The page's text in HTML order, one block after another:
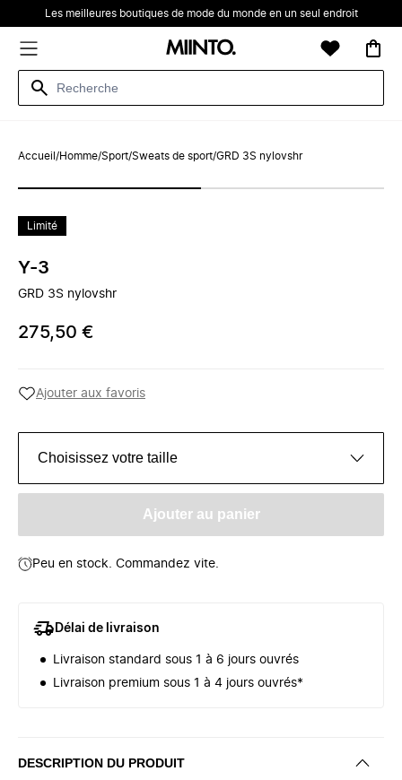
Les meilleures boutiques de mode du monde en un seul endroit
Accueil /Homme/Sport/Sweats de sport/GRD 3S nylovshr
Limité
Y-3
GRD 3S nylovshr
275,50 €
Ajouter aux favoris
Choisissez votre taille
Ajouter au panier
Peu en stock. Commandez vite.
Délai de livraison
Livraison standard sous 1 à 6 jours ouvrés
Livraison premium sous 1 à 4 jours ouvrés*
DESCRIPTION DU PRODUIT